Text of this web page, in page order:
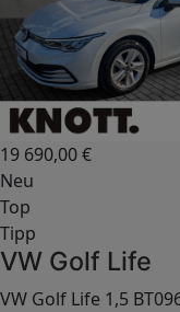
19 690,00€
Neu
Top
Tipp
VW Golf Life
VW Golf Life 1,5